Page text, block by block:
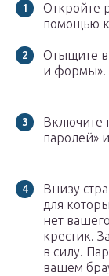
Откройте
помощью
Отыщите в
и формы».
Включите
паролей»
Внизу
для
нет
крестик.
в силу.
вашем